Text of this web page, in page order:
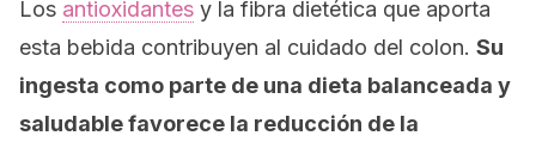
Los antioxidantes y la fibra dietética que aporta
esta bebida contribuyen al cuidado del colon. Su
ingesta como parte de una dieta balanceada y
saludable favorece la reducción de la